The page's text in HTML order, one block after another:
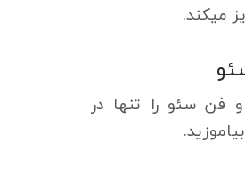
میکند.
فن سئو را تنها در